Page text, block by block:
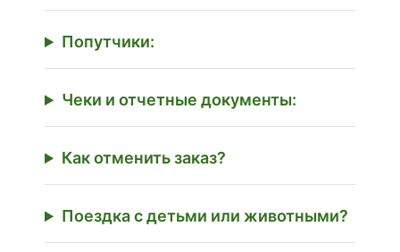
Попутчики:
Чеки и отчетные документы:
Как отменить заказ?
Поездка с детьми или животными?